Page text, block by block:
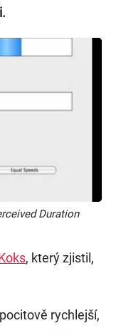
Duration
, který zjistil,
rychlejší,